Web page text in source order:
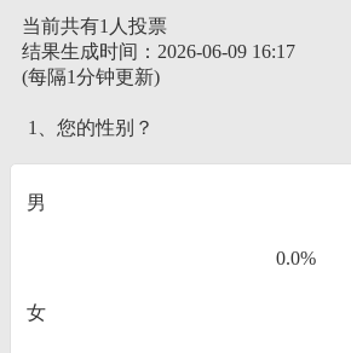
当前共有1人投票
结果生成时间：2026-06-09 16:17
(每隔1分钟更新)
1、您的性别？
男
0.0%
女